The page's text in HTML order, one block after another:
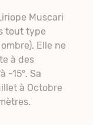
Muscari
tout type
Elle ne
à des
-15°. Sa
à Octobre